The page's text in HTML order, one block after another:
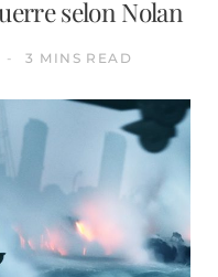
selon Nolan
3 MINS READ